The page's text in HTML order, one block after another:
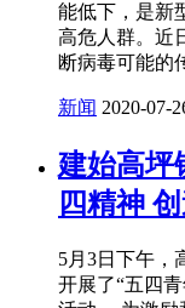
能低下，是新
高危人群。近
断病毒可能的
新闻 2020-07-
建始高坪
四精神
5月3日下午，
开展了“五四